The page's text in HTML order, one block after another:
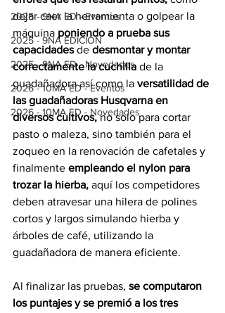
2025 - 9NA ED - Eventos
2025 - 9NA EDICIÓN
2025 - 9NA ED - Novedades
2026 - 10MA ED - Eventos
2026 - 10MA ED - Novedades
dejar caer la herramienta o golpear la
máquina poniendo a prueba sus
capacidades de desmontar y montar
correctamente la cuchilla de la
guadañadora así como la versatilidad de
las guadañadoras Husqvarna en
diversos cultivos, no solo para cortar
pasto o maleza, sino también para el
zoqueo en la renovación de cafetales y
finalmente empleando el nylon para
trozar la hierba, aquí los competidores
deben atravesar una hilera de polines
cortos y largos simulando hierba y
árboles de café, utilizando la
guadañadora de manera eficiente.
Al finalizar las pruebas, se computaron
los puntajes y se premió a los tres